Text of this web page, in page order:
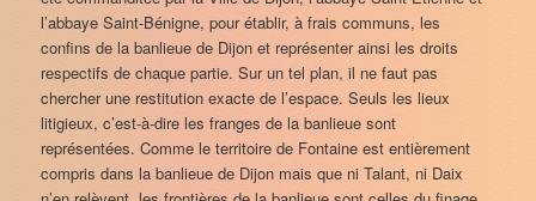
l’abbaye Saint-Bénigne, pour établir, à frais communs, les
confins de la banlieue de Dijon et représenter ainsi les droits
respectifs de chaque partie. Sur un tel plan, il ne faut pas
chercher une restitution exacte de l’espace. Seuls les lieux
litigieux, c’est-à-dire les franges de la banlieue sont
représentées. Comme le territoire de Fontaine est entièrement
compris dans la banlieue de Dijon mais que ni Talant, ni Daix